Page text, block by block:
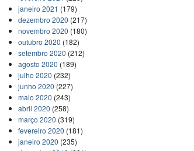
janeiro 2021 (179)
dezembro 2020 (217)
novembro 2020 (180)
outubro 2020 (182)
setembro 2020 (212)
agosto 2020 (189)
julho 2020 (232)
junho 2020 (227)
maio 2020 (243)
abril 2020 (258)
março 2020 (319)
fevereiro 2020 (181)
janeiro 2020 (235)